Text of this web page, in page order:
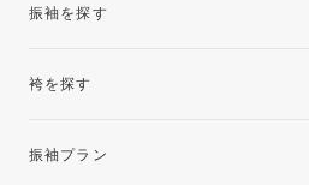
振袖を探す
袴を探す
振袖プラン